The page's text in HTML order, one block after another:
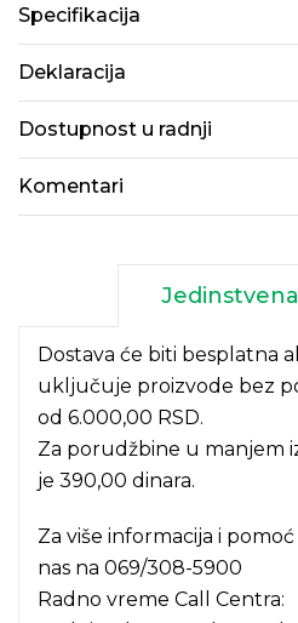
Specifikacija
Deklaracija
Dostupnost u radnji
Komentari
Dostava će biti besplatna
uključuje proizvode bez
od 6.000,00 RSD.
Za porudžbine u manjem
je 390,00 dinara.
Za više informacija i
nas na 069/308-5900
Radno vreme Call Centra: